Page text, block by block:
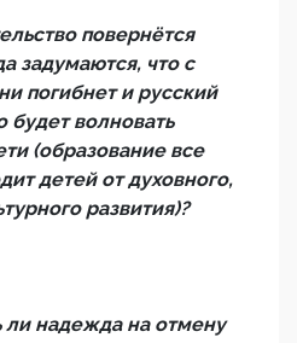
повернётся
задумаются, что с
погибнет и русский
будет волновать
(образование все
детей от духовного,
развития)?
ли надежда на отмену